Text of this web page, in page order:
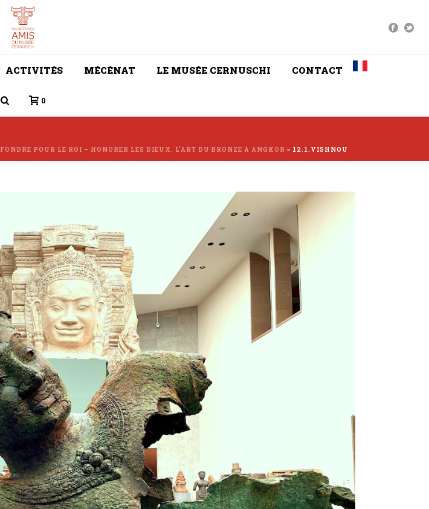
ACTIVITÉS MÉCÉNAT LE MUSÉE CERNUSCHI CONTACT
0
FONDRE POUR LE ROI – HONORER LES DIEUX. L’ART DU BRONZE À ANGKOR » 12.1.VISHNOU